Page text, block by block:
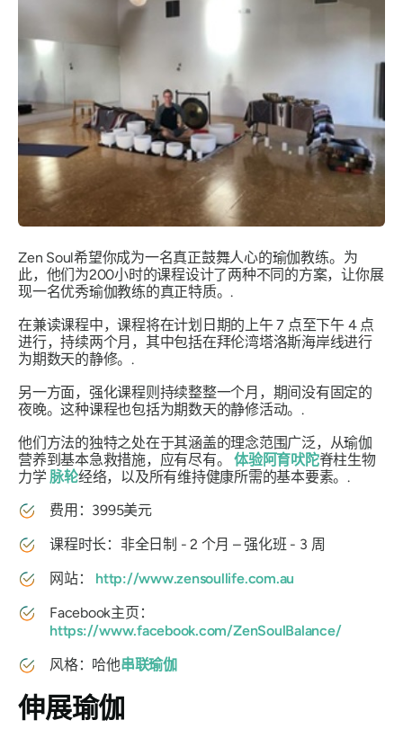
Zen Soul希望你成为一名真正鼓舞人心的瑜伽教练。为
此，他们为200小时的课程设计了两种不同的方案，让你展
现一名优秀瑜伽教练的真正特质。.
在兼读课程中，课程将在计划日期的上午 7 点至下午 4 点
进行，持续两个月，其中包括在拜伦湾塔洛斯海岸线进行
为期数天的静修。.
另一方面，强化课程则持续整整一个月，期间没有固定的
夜晚。这种课程也包括为期数天的静修活动。.
他们方法的独特之处在于其涵盖的理念范围广泛，从瑜伽
营养到基本急救措施，应有尽有。体验阿育吠陀脊柱生物
力学脉轮经络，以及所有维持健康所需的基本要素。.
费用：3995美元
课程时长：非全日制 - 2 个月 – 强化班 - 3 周
网站： http://www.zensoullife.com.au
Facebook主页：
https://www.facebook.com/ZenSoulBalance/
风格：哈他串联瑜伽
伸展瑜伽